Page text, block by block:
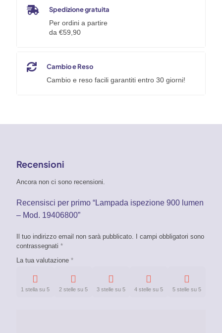
Spedizione gratuita
Per ordini a partire
da €59,90
Cambio e Reso
Cambio e reso facili garantiti entro 30 giorni!
Recensioni
Ancora non ci sono recensioni.
Recensisci per primo “Lampada ispezione 900 lumen
– Mod. 19406800”
Il tuo indirizzo email non sarà pubblicato. I campi obbligatori sono
contrassegnati *
La tua valutazione *
1 stella su 5 2 stelle su 5 3 stelle su 5 4 stelle su 5 5 stelle su 5